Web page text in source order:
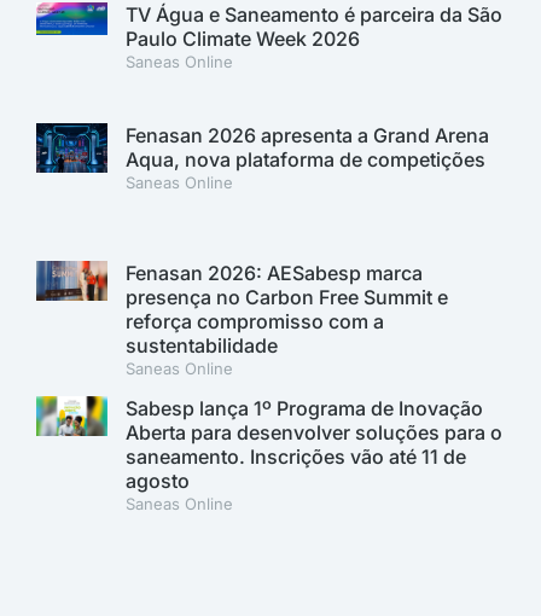
TV Água e Saneamento é parceira da São
Paulo Climate Week 2026
Saneas Online
Fenasan 2026 apresenta a Grand Arena
Aqua, nova plataforma de competições
Saneas Online
Fenasan 2026: AESabesp marca
presença no Carbon Free Summit e
reforça compromisso com a
sustentabilidade
Saneas Online
Sabesp lança 1º Programa de Inovação
Aberta para desenvolver soluções para o
saneamento. Inscrições vão até 11 de
agosto
Saneas Online